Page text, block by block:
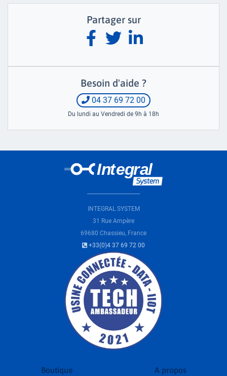
Partager sur
Besoin d'aide ?
04 37 69 72 00
Du lundi au Vendredi de 9h à 18h
INTEGRAL SYSTEM
31 Rue Ampère
69680 Chassieu, France
+33(0)4 37 69 72 00
Boutique A propos